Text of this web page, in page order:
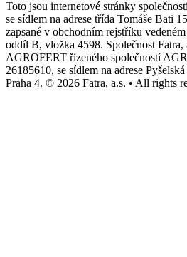
Toto jsou internetové stránky
se sídlem na adrese třída Tomáše Bati
zapsané v obchodním rejstříku
oddíl B, vložka 4598. Společnost Fatra,
AGROFERT řízeného společností
26185610, se sídlem na adrese
Praha 4. © 2026 Fatra, a.s. • All rights